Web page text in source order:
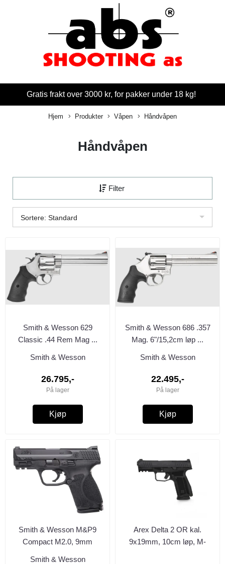
Gratis frakt over 3000 kr, for pakker under 18 kg!
Hjem Produkter Våpen Håndvåpen
Håndvåpen
Filter
Sortere: Standard
Smith & Wesson 629
Classic .44 Rem Mag ...
Smith & Wesson
26.795,-
På lager
Kjøp
Smith & Wesson 686 .357
Mag. 6"/15,2cm løp ...
Smith & Wesson
22.495,-
På lager
Kjøp
Smith & Wesson M&P9
Compact M2.0, 9mm
Smith & Wesson
Arex Delta 2 OR kal.
9x19mm, 10cm løp, M-